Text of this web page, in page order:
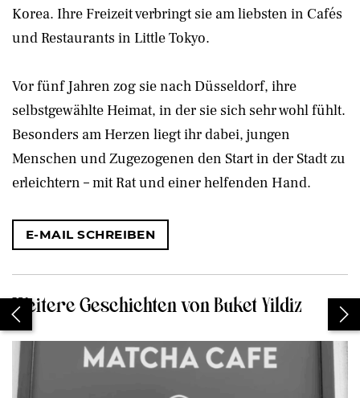
Korea. Ihre Freizeit verbringt sie am liebsten in Cafés
und Restaurants in Little Tokyo.
Vor fünf Jahren zog sie nach Düsseldorf, ihre
selbstgewählte Heimat, in der sie sich sehr wohl fühlt.
Besonders am Herzen liegt ihr dabei, jungen
Menschen und Zugezogenen den Start in der Stadt zu
erleichtern – mit Rat und einer helfenden Hand.
E-MAIL SCHREIBEN
Weitere Geschichten von Buket Yildiz